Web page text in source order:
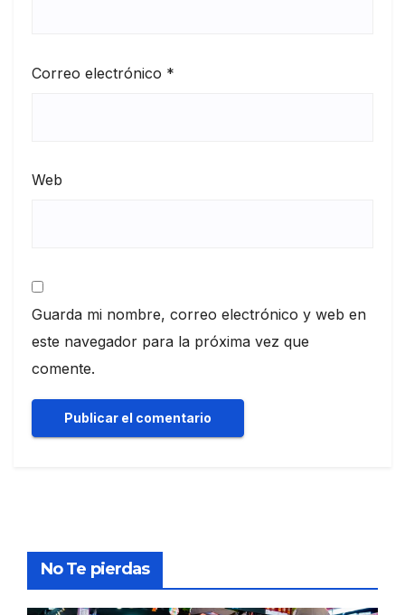
Correo electrónico *
Web
Guarda mi nombre, correo electrónico y web en
este navegador para la próxima vez que
comente.
No Te pierdas